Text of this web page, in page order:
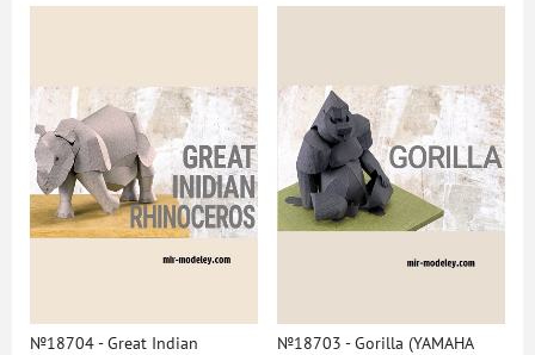
№18704 - Great Indian
№18703 - Gorilla (YAMAHA